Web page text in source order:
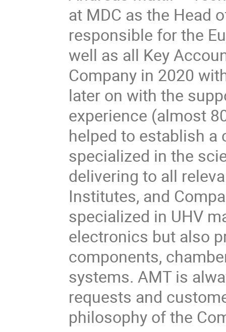
at MDC as the Head
responsible for the
well as all Key
Company in 2020
later on with the
experience (almost
helped to establish a
specialized in the
delivering to all
Institutes, and
specialized in UHV
electronics but also
components,
systems. AMT is
requests and
philosophy of the